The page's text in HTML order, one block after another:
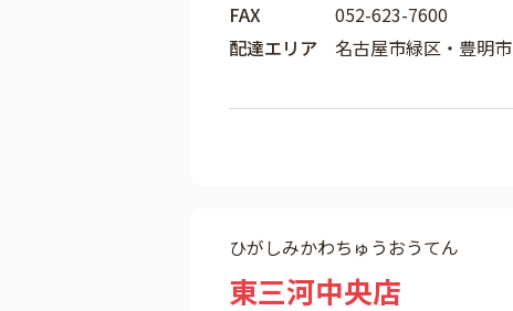
FAX
052-623-7600
配達エリア
名古屋市緑区・豊明市
ひがしみかわちゅうおうてん
東三河中央店